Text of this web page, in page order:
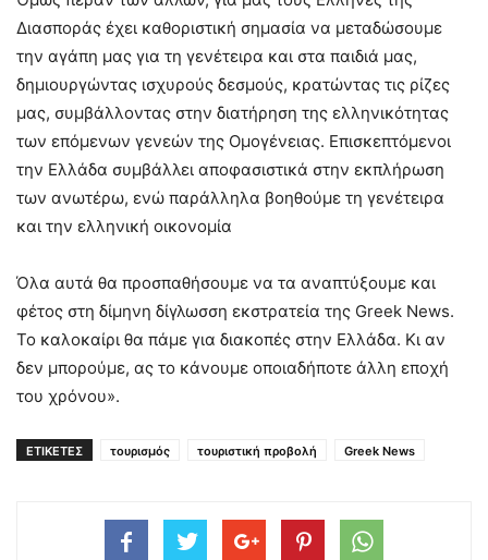
Διασποράς έχει καθοριστική σημασία να μεταδώσουμε
την αγάπη μας για τη γενέτειρα και στα παιδιά μας,
δημιουργώντας ισχυρούς δεσμούς, κρατώντας τις ρίζες
μας, συμβάλλοντας στην διατήρηση της ελληνικότητας
των επόμενων γενεών της Ομογένειας. Επισκεπτόμενοι
την Ελλάδα συμβάλλει αποφασιστικά στην εκπλήρωση
των ανωτέρω, ενώ παράλληλα βοηθούμε τη γενέτειρα
και την ελληνική οικονομία
Όλα αυτά θα προσπαθήσουμε να τα αναπτύξουμε και
φέτος στη δίμηνη δίγλωσση εκστρατεία της Greek News.
Το καλοκαίρι θα πάμε για διακοπές στην Ελλάδα. Κι αν
δεν μπορούμε, ας το κάνουμε οποιαδήποτε άλλη εποχή
του χρόνου».
ΕΤΙΚΕΤΕΣ τουρισμός τουριστική προβολή Greek News